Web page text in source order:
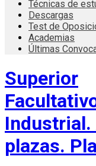
Técnicas de
Descargas
Test de
Academias
Últimas
Superior
Industrial.
plazas.